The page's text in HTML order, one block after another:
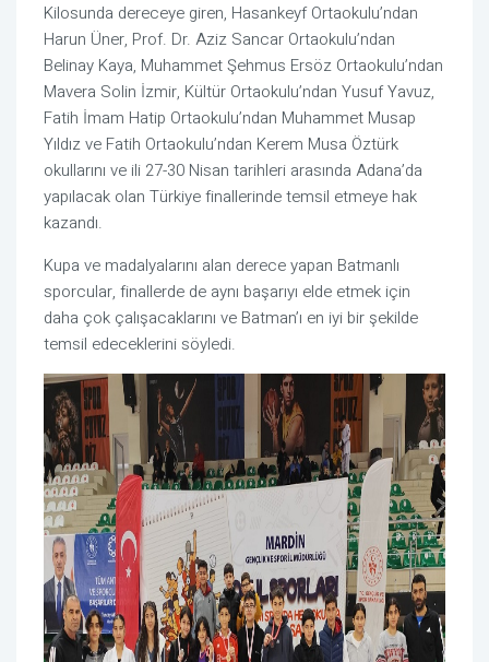
Kilosunda dereceye giren, Hasankeyf Ortaokulu’ndan
Harun Üner, Prof. Dr. Aziz Sancar Ortaokulu’ndan
Belinay Kaya, Muhammet Şehmus Ersöz Ortaokulu’ndan
Mavera Solin İzmir, Kültür Ortaokulu’ndan Yusuf Yavuz,
Fatih İmam Hatip Ortaokulu’ndan Muhammet Musap
Yıldız ve Fatih Ortaokulu’ndan Kerem Musa Öztürk
okullarını ve ili 27-30 Nisan tarihleri arasında Adana’da
yapılacak olan Türkiye finallerinde temsil etmeye hak
kazandı.
Kupa ve madalyalarını alan derece yapan Batmanlı
sporcular, finallerde de aynı başarıyı elde etmek için
daha çok çalışacaklarını ve Batman’ı en iyi bir şekilde
temsil edeceklerini söyledi.